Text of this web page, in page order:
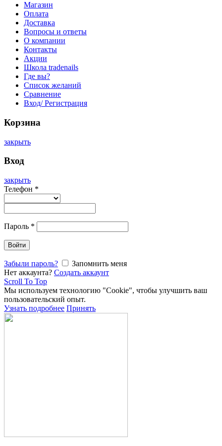
Магазин
Оплата
Доставка
Вопросы и ответы
О компании
Контакты
Акции
Школа tradenails
Где вы?
Список желаний
Сравнение
Вход/ Регистрация
Корзина
закрыть
Вход
закрыть
Телефон *
Пароль *
Войти
Забыли пароль?
Запомнить меня
Нет аккаунта? Создать аккаунт
Scroll To Top
Мы используем технологию "Cookie", чтобы улучшить ваш
пользовательский опыт.
Узнать подробнее Принять